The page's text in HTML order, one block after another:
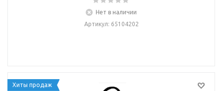
Нет в наличии
Артикул: 65104202
Хиты продаж